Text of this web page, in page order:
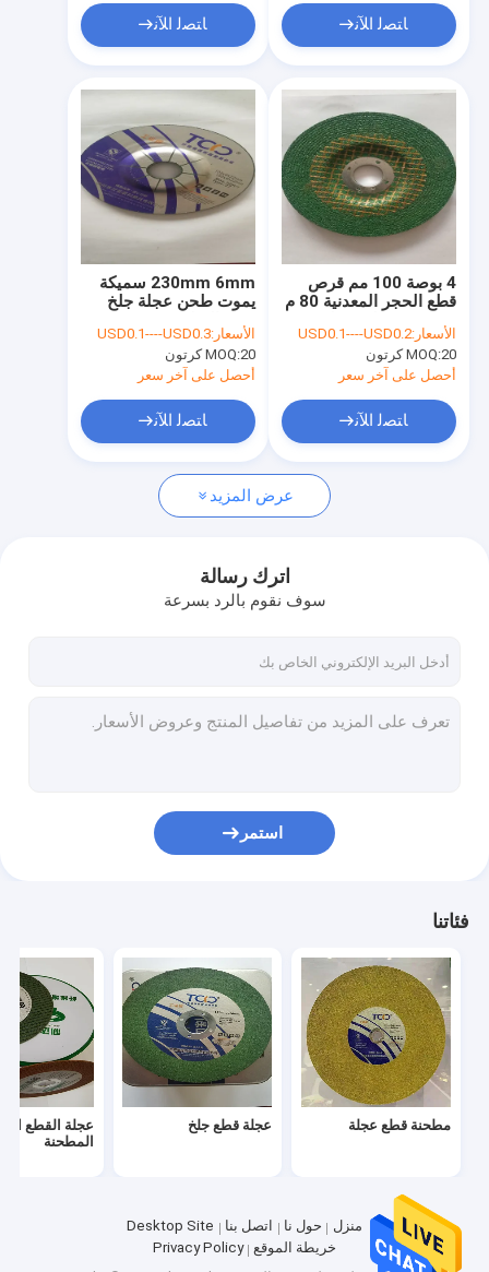
VR
مطحنة قطع عجلة
عجلة قطع جلخ
عجلة القطع المعدنية المطحنة
عجلة قطع الصلب
قرص قطع جلخ
قرص قطع معدني
قرص قطع عجلة شحذ
قرص قطع الراتنج
قرص رفرف من أكسيد الألومنيوم
ﺎﺘﺼﻟ ﺍﻶﻧ ﺎﺘﺼﻟ ﺍﻶﻧ
230mm 6mm سميكة
يموت طحن عجلة جلخ
التوازن
الأسعار:USD0.1----USD0.3
MOQ:20 كرتون
أحصل على آخر سعر
ﺎﺘﺼﻟ ﺍﻶﻧ
4 بوصة 100 مم قرص
قطع الحجر المعدنية 80 م
الأسعار:USD0.1----USD0.2
MOQ:20 كرتون
أحصل على آخر سعر
ﺎﺘﺼﻟ ﺍﻶﻧ
عرض المزيد
اترك رسالة
سوف نقوم بالرد بسرعة
استمر
فئاتنا
مطحنة قطع عجلة عجلة قطع جلخ
عجلة القطع
المطحنة
منزل حول نا اتصل بنا
Desktop Site
خريطة الموقع
Privacy Policy